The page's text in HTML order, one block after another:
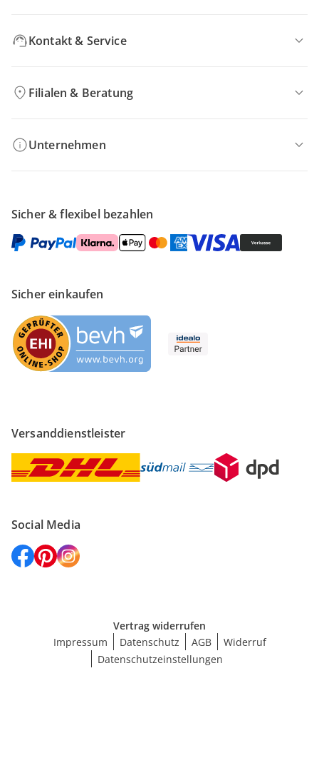
Kontakt & Service
Filialen & Beratung
Unternehmen
Sicher & flexibel bezahlen
Sicher einkaufen
Versanddienstleister
Social Media
Vertrag widerrufen
Impressum
Datenschutz AGB
Widerruf
Datenschutzeinstellungen